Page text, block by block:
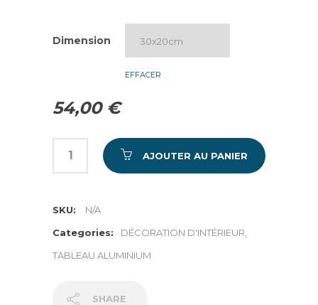
Dimension
EFFACER
54,00 €
AJOUTER AU PANIER
SKU:
N/A
Categories:
DÉCORATION D'INTÉRIEUR
TABLEAU ALUMINIUM
SHARE